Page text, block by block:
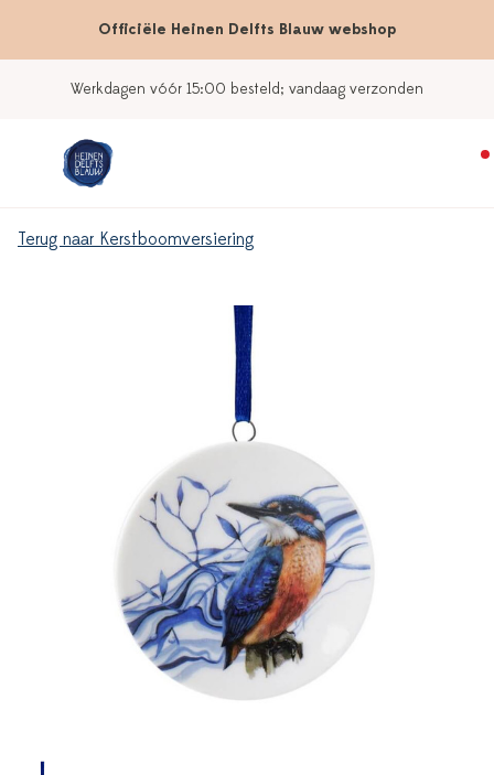
Officiële Heinen Delfts Blauw webshop
Werkdagen vóór 15:00 besteld; vandaag verzonden
Terug naar Kerstboomversiering